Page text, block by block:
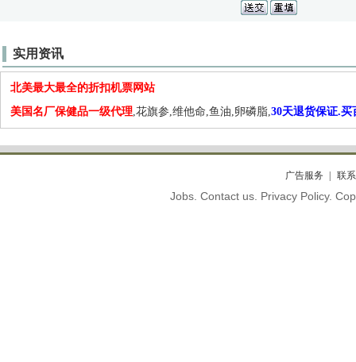
实用资讯
北美最大最全的折扣机票网站
美国名厂保健品一级代理,花旗参,维他命,鱼油,卵磷脂,30天退货保证.买
广告服务 联
Jobs. Contact us. Privacy Policy.